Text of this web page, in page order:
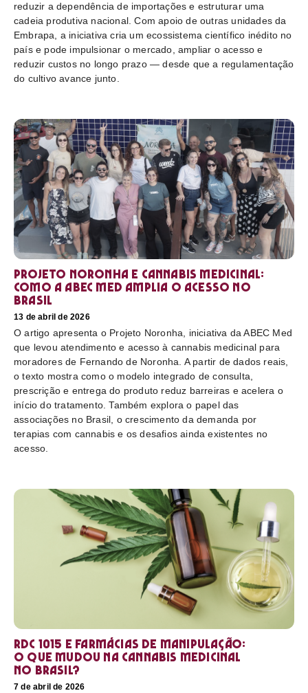
reduzir a dependência de importações e estruturar uma
cadeia produtiva nacional. Com apoio de outras unidades da
Embrapa, a iniciativa cria um ecossistema científico inédito no
país e pode impulsionar o mercado, ampliar o acesso e
reduzir custos no longo prazo — desde que a regulamentação
do cultivo avance junto.
Projeto Noronha e cannabis medicinal:
como a ABEC Med amplia o acesso no
Brasil
13 de abril de 2026
O artigo apresenta o Projeto Noronha, iniciativa da ABEC Med
que levou atendimento e acesso à cannabis medicinal para
moradores de Fernando de Noronha. A partir de dados reais,
o texto mostra como o modelo integrado de consulta,
prescrição e entrega do produto reduz barreiras e acelera o
início do tratamento. Também explora o papel das
associações no Brasil, o crescimento da demanda por
terapias com cannabis e os desafios ainda existentes no
acesso.
RDC 1015 e farmácias de manipulação:
o que mudou na cannabis medicinal
no Brasil?
7 de abril de 2026